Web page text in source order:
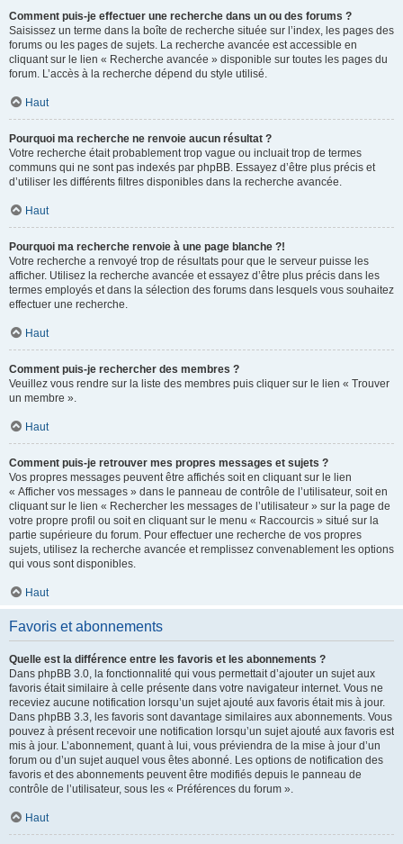
Comment puis-je effectuer une recherche dans un ou des forums ?
Saisissez un terme dans la boîte de recherche située sur l’index, les pages des
forums ou les pages de sujets. La recherche avancée est accessible en
cliquant sur le lien « Recherche avancée » disponible sur toutes les pages du
forum. L’accès à la recherche dépend du style utilisé.
Haut
Pourquoi ma recherche ne renvoie aucun résultat ?
Votre recherche était probablement trop vague ou incluait trop de termes
communs qui ne sont pas indexés par phpBB. Essayez d’être plus précis et
d’utiliser les différents filtres disponibles dans la recherche avancée.
Haut
Pourquoi ma recherche renvoie à une page blanche ?!
Votre recherche a renvoyé trop de résultats pour que le serveur puisse les
afficher. Utilisez la recherche avancée et essayez d’être plus précis dans les
termes employés et dans la sélection des forums dans lesquels vous souhaitez
effectuer une recherche.
Haut
Comment puis-je rechercher des membres ?
Veuillez vous rendre sur la liste des membres puis cliquer sur le lien « Trouver
un membre ».
Haut
Comment puis-je retrouver mes propres messages et sujets ?
Vos propres messages peuvent être affichés soit en cliquant sur le lien
« Afficher vos messages » dans le panneau de contrôle de l’utilisateur, soit en
cliquant sur le lien « Rechercher les messages de l’utilisateur » sur la page de
votre propre profil ou soit en cliquant sur le menu « Raccourcis » situé sur la
partie supérieure du forum. Pour effectuer une recherche de vos propres
sujets, utilisez la recherche avancée et remplissez convenablement les options
qui vous sont disponibles.
Haut
Favoris et abonnements
Quelle est la différence entre les favoris et les abonnements ?
Dans phpBB 3.0, la fonctionnalité qui vous permettait d’ajouter un sujet aux
favoris était similaire à celle présente dans votre navigateur internet. Vous ne
receviez aucune notification lorsqu’un sujet ajouté aux favoris était mis à jour.
Dans phpBB 3.3, les favoris sont davantage similaires aux abonnements. Vous
pouvez à présent recevoir une notification lorsqu’un sujet ajouté aux favoris est
mis à jour. L’abonnement, quant à lui, vous préviendra de la mise à jour d’un
forum ou d’un sujet auquel vous êtes abonné. Les options de notification des
favoris et des abonnements peuvent être modifiés depuis le panneau de
contrôle de l’utilisateur, sous les « Préférences du forum ».
Haut